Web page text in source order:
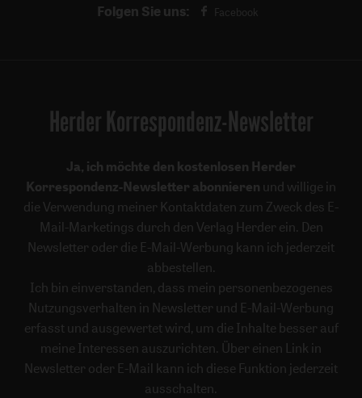
Folgen Sie uns: Facebook
Herder Korrespondenz-Newsletter
Ja, ich möchte den kostenlosen Herder
Korrespondenz-Newsletter abonnieren und willige in
die Verwendung meiner Kontaktdaten zum Zweck des E-
Mail-Marketings durch den Verlag Herder ein. Den
Newsletter oder die E-Mail-Werbung kann ich jederzeit
abbestellen.
Ich bin einverstanden, dass mein personenbezogenes
Nutzungsverhalten in Newsletter und E-Mail-Werbung
erfasst und ausgewertet wird, um die Inhalte besser auf
meine Interessen auszurichten. Über einen Link in
Newsletter oder E-Mail kann ich diese Funktion jederzeit
ausschalten.